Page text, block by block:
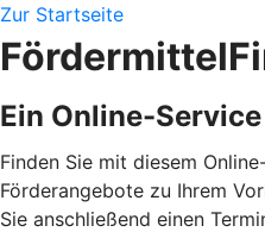
Zur Startseite
Ein Online-
Finden Sie mit diesem
Förderangebote zu Ihrem
Sie anschließend einen